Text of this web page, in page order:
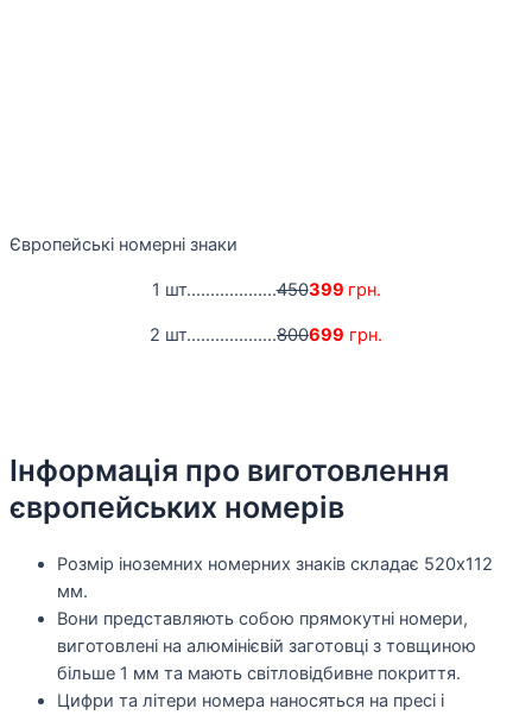
Європейські номерні знаки
1 шт...................450399 грн.
2 шт...................800699 грн.
Інформація про виготовлення
європейських номерів
Розмір іноземних номерних знаків складає 520х112
мм.
Вони представляють собою прямокутні номери,
виготовлені на алюмінієвій заготовці з товщиною
більше 1 мм та мають світловідбивне покриття.
Цифри та літери номера наносяться на пресі і